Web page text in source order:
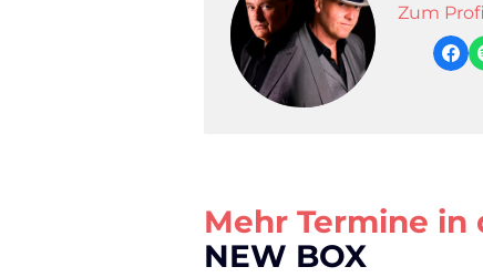
Zum
Mehr Termine in
NEW BOX